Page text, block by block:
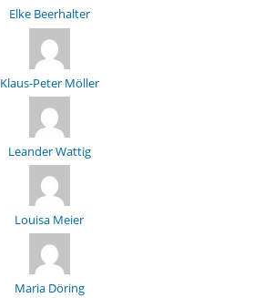
Elke Beerhalter
Klaus-Peter Möller
Leander Wattig
Louisa Meier
Maria Döring